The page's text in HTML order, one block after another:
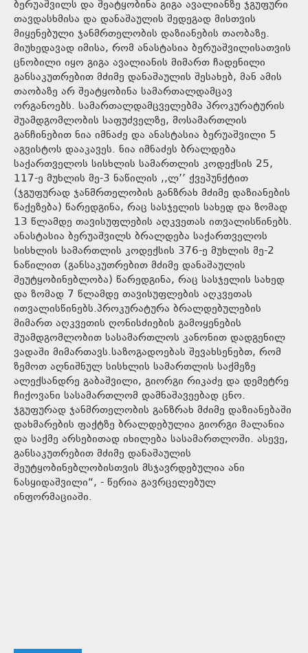
ბერუაშვილს და შეატყობინა გიგა ავალიანზე ჯგუფური
თავდასხმისა და დანაშაულის შედეგად მისთვის
მიყენებული ჯანმრთელობის დაზიანების თაობაზე.
მიუხედავად იმისა, რომ ანასტასია ბერუაშვილისათვის
ცნობილი იყო გიგა ავალიანის მიმართ ჩადენილი
განსაკუთრებით მძიმე დანაშაულის შესახებ, მან ამის
თაობაზე არ შეატყობინა სამართალდამცავ
ორგანოებს. სამართალდამცველებმა პროკურატურის
შუამდგომლობის საფუძველზე, მოსამართლის
განჩინებით ნია იმნაძე და ანასტასია ბერუაშვილი 5
აგვისტოს დააკავეს. ნია იმნაძეს ბრალდება
საქართველოს სისხლის სამართლის კოდექსის 25,
117-ე მუხლის მე-3 ნაწილის ,,ლ’’ ქვეპუნქტით
(ჯგუფურად ჯანმრთელობის განზრახ მძიმე დაზიანების
წაქეზება) წარედგინა, რაც სასჯელის სახედ და ზომად
13 წლამდე თავისუფლების აღკვეთას ითვალისწინებს.
ანასტასია ბერუაშვილს ბრალდება საქართველოს
სისხლის სამართლის კოდექსის 376-ე მუხლის მე-2
ნაწილით (განსაკუთრებით მძიმე დანაშაულის
შეუტყობინებლობა) წარედგინა, რაც სასჯელის სახედ
და ზომად 7 წლამდე თავისუფლების აღკვეთას
ითვალისწინებს.პროკურატურა ბრალდებულების
მიმართ აღკვეთის ღონისძიების გამოყენების
შუამდგომლობით სასამართლოს კანონით დადგენილ
ვადაში მიმართავს.საზოგადოებას შევახსენებთ, რომ
ზემოთ აღნიშნულ სისხლის სამართლის საქმეზე
ალექსანდრე გაბაშვილი, გიორგი რიკაძე და დემეტრე
ჩიქოვანი სასამართლომ დამნაშავეებად ცნო.
ჯგუფურად ჯანმრთელობის განზრახ მძიმე დაზიანებაში
დახმარების ფაქტზე ბრალდებულია გიორგი მალანია
და საქმე არსებითად იხილება სასამართლოში. ასევე,
განსაკუთრებით მძიმე დანაშაულის
შეუტყობინებლობისთვის მსჯავრდებულია ანი
ნასყიდაშვილი“, - წერია გავრცელებულ
ინფორმაციაში.